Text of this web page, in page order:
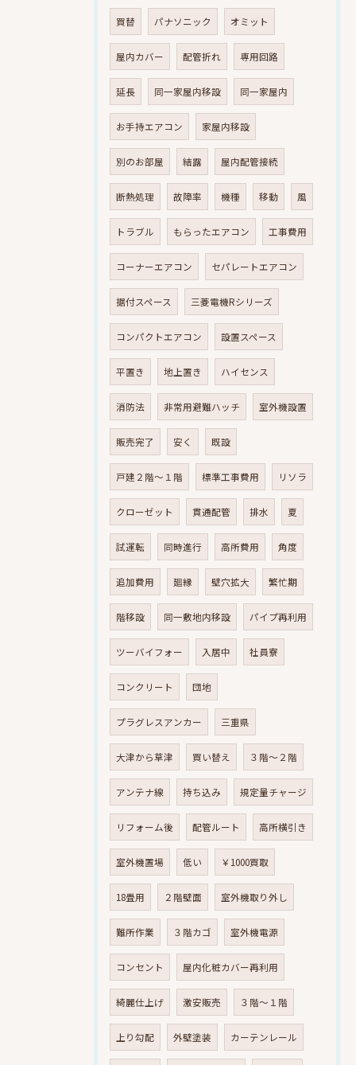
買替 パナソニック オミット
屋内カバー 配管折れ 専用回路
延長 同一家屋内移設 同一家屋内
お手持エアコン 家屋内移設
別のお部屋 結露 屋内配管接続
断熱処理 故障率 機種 移動 風
トラブル もらったエアコン 工事費用
コーナーエアコン セパレートエアコン
据付スペース 三菱電機Rシリーズ
コンパクトエアコン 設置スペース
平置き 地上置き ハイセンス
消防法 非常用避難ハッチ 室外機設置
販売完了 安く 既設
戸建２階～１階 標準工事費用 リソラ
クローゼット 貫通配管 排水 夏
試運転 同時進行 高所費用 角度
追加費用 廻縁 壁穴拡大 繁忙期
階移設 同一敷地内移設 パイプ再利用
ツーバイフォー 入居中 社員寮
コンクリート 団地
プラグレスアンカー 三重県
大津から草津 買い替え ３階～２階
アンテナ線 持ち込み 規定量チャージ
リフォーム後 配管ルート 高所横引き
室外機置場 低い ￥1000買取
18畳用 ２階壁面 室外機取り外し
難所作業 ３階カゴ 室外機電源
コンセント 屋内化粧カバー再利用
綺麗仕上げ 激安販売 ３階～１階
上り勾配 外壁塗装 カーテンレール